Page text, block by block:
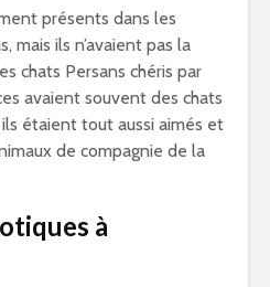
présents dans les
mais ils n’avaient pas la
chats Persans chéris par
avaient souvent des chats
étaient tout aussi aimés et
de compagnie de la
à